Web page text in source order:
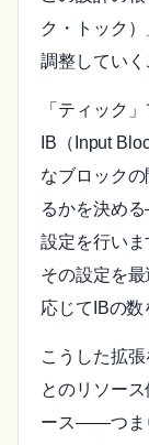
ク・トック
調整していく
「ティック
IB（Input
なブロック
るかを決め
設定を行いま
その設定を
応じてIBの数
こうした拡
とのリソー
ース――つま